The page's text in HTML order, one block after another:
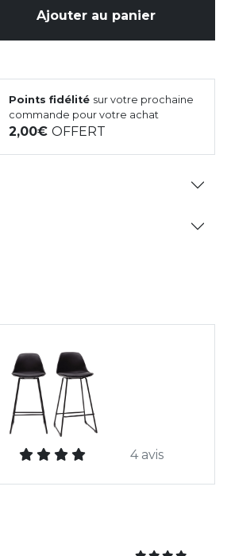
Ajouter au panier
Points fidélité sur votre prochaine
commande pour votre achat
2,00OFFERT
4 avis